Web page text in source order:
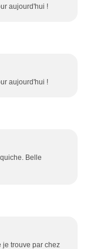
aujourd'hui !
aujourd'hui !
Belle
je trouve par chez